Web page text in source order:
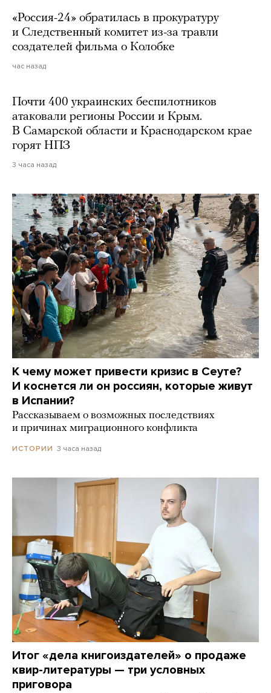
«Россия-24» обратилась в прокуратуру
и Следственный комитет из-за травли
создателей фильма о Колобке
час назад
Почти 400 украинских беспилотников
атаковали регионы России и Крым.
В Самарской области и Краснодарском крае
горят НПЗ
3 часа назад
К чему может привести кризис в Сеуте?
И коснется ли он россиян, которые живут
в Испании?
Рассказываем о возможных последствиях
и причинах миграционного конфликта
ИСТОРИИ 3 часа назад
Итог «дела книгоиздателей» о продаже
квир-литературы — три условных
приговора